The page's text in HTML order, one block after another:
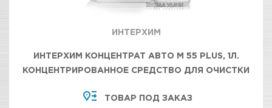
ИНТЕРХИМ
ИНТЕРХИМ КОНЦЕНТРАТ АВТО М 55 PLUS, 1Л.
КОНЦЕНТРИРОВАННОЕ СРЕДСТВО ДЛЯ ОЧИСТКИ
ДВИГАТЕЛЯ
ТОВАР ПОД ЗАКАЗ